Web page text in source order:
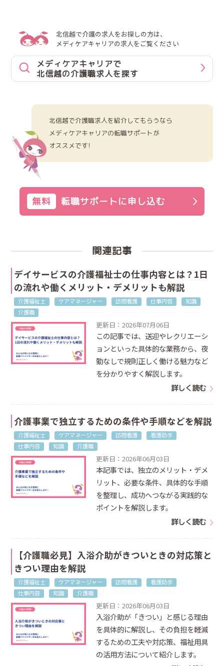
北信越で介護の求人をお探しの方は、
メディケアキャリアの求人をご覧ください
メディケアキャリアで
北信越の介護職求人を探す
北信越で介護職求人を紹介してもらうなら
メディケアキャリアの転職サポートが
オススメです!
無料 転職サポートに申し込む
関連記事
デイサービスの介護福祉士の仕事内容とは？1日
の流れや働くメリット・デメリットも解説
介護福祉士 ケアマネージャー 訪問看護 仕事内容
知識
介護職
更新日：2026年07月06日
この記事では、送迎やレクリエーシ
ョンといった具体的な業務から、夜
勤なしで規則正しく働ける魅力など
を分かりやすく解説します。
詳しく読む
介護事業で独立するための条件や手順などを解説
介護福祉士 ケアマネージャー 訪問看護
看護助手
仕事内容
知識 介護職
更新日：2026年06月03日
本記事では、独立のメリット・デメ
リット、必要な条件、具体的な手順
を整理し、成功へつながる実践的な
ポイントを解説します。
詳しく読む
【介護職必見】入浴介助がきついときの対応策と
きつい理由を解説
介護福祉士 ケアマネージャー 訪問看護
看護助手
仕事内容
知識 介護職
更新日：2026年06月03日
入浴介助が「きつい」と感じる理由
を具体的に解説し、その負担を軽減
するための工夫や対応策、福祉用具
の活用方法について紹介します。